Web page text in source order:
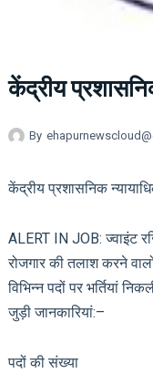
केंद्रीय
By
केंद्रीय प्रशासनिक
ALERT IN JOB: ज्वाइंट
रोजगार की तलाश करने
विभिन्न पदों पर भर्तियां
जुड़ी जानकारियां:–
पदों की संख्या